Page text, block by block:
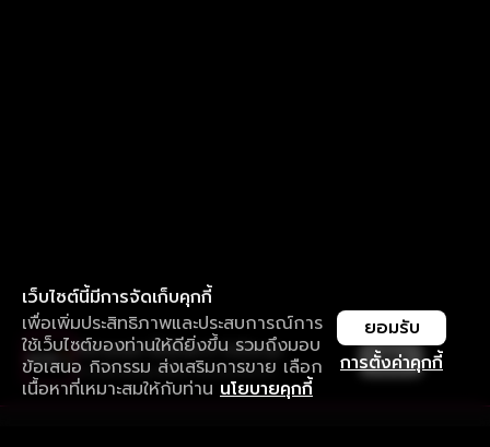
เว็บไซต์นี้มีการจัดเก็บคุกกี้
เพื่อเพิ่มประสิทธิภาพและประสบการณ์การ
ใช้เว็บไซต์ของท่านให้ดียิ่งขึ้น รวมถึงมอบ
ข้อเสนอ กิจกรรม ส่งเสริมการขาย เลือก
เนื้อหาที่เหมาะสมให้กับท่าน นโยบายคุกกี้
การตั้งค่าคุกกี้
ยอมรับ
ใช้งานแอป ลื่นไหลกว่า ไม่มีสะดุด
ดาวน์โหลดแอปเพื่อการรับชมที่ดีกว่า เปิด